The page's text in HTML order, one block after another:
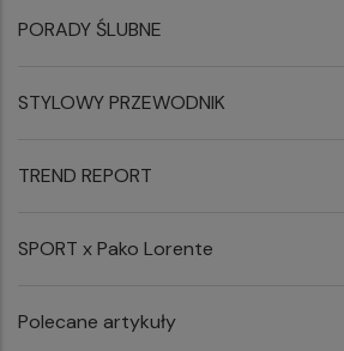
PORADY ŚLUBNE
STYLOWY PRZEWODNIK
TREND REPORT
SPORT x Pako Lorente
Polecane artykuły